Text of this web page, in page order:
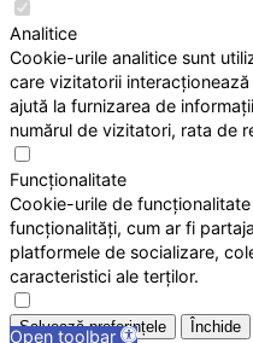
Open toolbar
Analitice
Cookie-urile analitice sunt
care vizitatorii
ajută la furnizarea de
numărul de vizitatori, rata de
Funcționalitate
Cookie-urile de
funcționalități, cum ar fi
platformele de socializare,
caracteristici ale terților.
Salvează preferințele Închide